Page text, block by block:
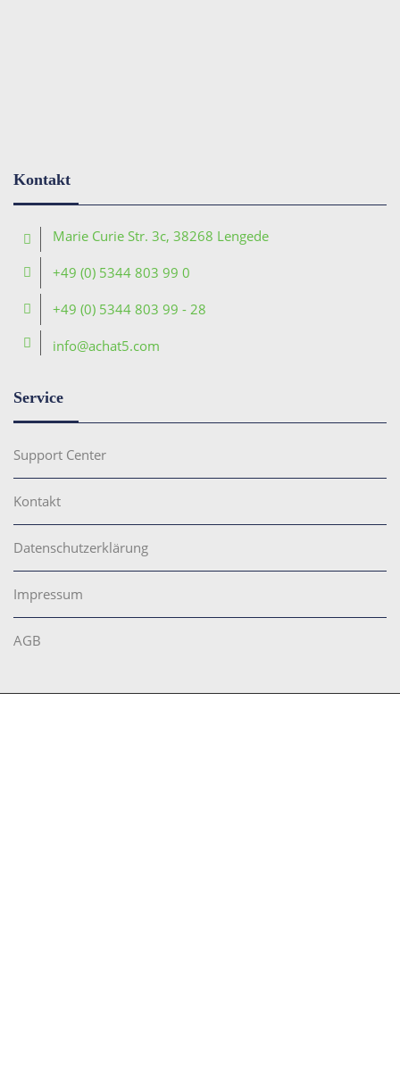
Kontakt
Marie Curie Str. 3c, 38268 Lengede
+49 (0) 5344 803 99 0
+49 (0) 5344 803 99 - 28
info@achat5.com
Service
Support Center
Kontakt
Datenschutzerklärung
Impressum
AGB